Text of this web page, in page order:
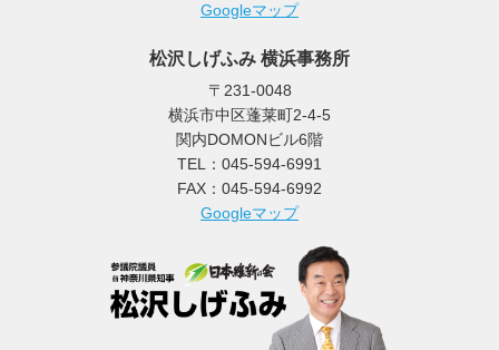
Googleマップ
松沢しげふみ 横浜事務所
〒231-0048
横浜市中区蓬莱町2-4-5
関内DOMONビル6階
TEL：045-594-6991
FAX：045-594-6992
Googleマップ